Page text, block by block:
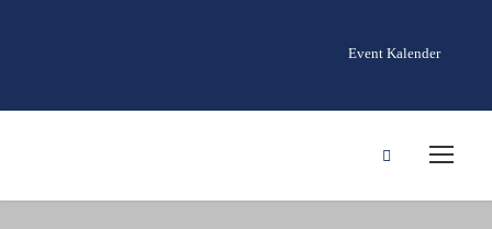
Event Kalender